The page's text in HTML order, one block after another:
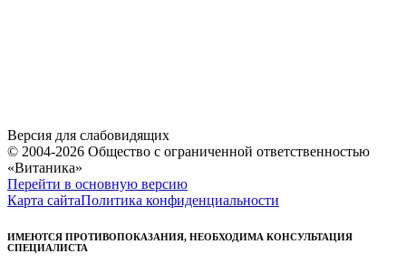
Версия для слабовидящих
© 2004-2026 Общество с ограниченной ответственностью
«Витаника»
Перейти в основную версию
Карта сайтаПолитика конфиденциальности
ИМЕЮТСЯ ПРОТИВОПОКАЗАНИЯ, НЕОБХОДИМА КОНСУЛЬТАЦИЯ
СПЕЦИАЛИСТА